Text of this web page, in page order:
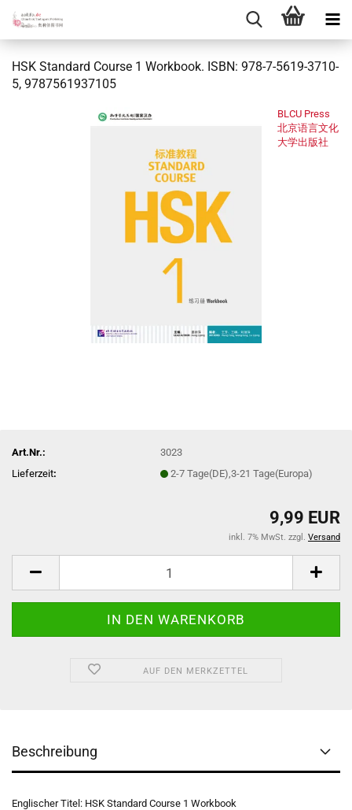
HSK Standard Course 1 Workbook. ISBN: 978-7-5619-3710-
5, 9787561937105
BLCU Press
北京语言文化
大学出版社
Art.Nr.:
3023
Lieferzeit: 2-7 Tage(DE),3-21 Tage(Europa)
9,99 EUR
inkl. 7% MwSt. zzgl. Versand
AUF DEN MERKZETTEL
Beschreibung
Englischer Titel: HSK Standard Course 1 Workbook